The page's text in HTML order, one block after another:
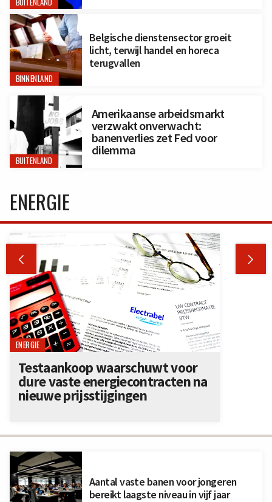
BINNENLAND
Belgische dienstensector groeit
licht, terwijl handel en horeca
terugvallen
BUITENLAND
Amerikaanse arbeidsmarkt
verzwakt onverwacht:
banenverlies zet Fed voor
dilemma
Aantal vaste banen voor jongeren
bereikt laagste niveau in vijf jaar
ENERGIE
 
ENERGIE
Testaankoop waarschuwt voor
dure vaste energiecontracten na
nieuwe prijsstijgingen